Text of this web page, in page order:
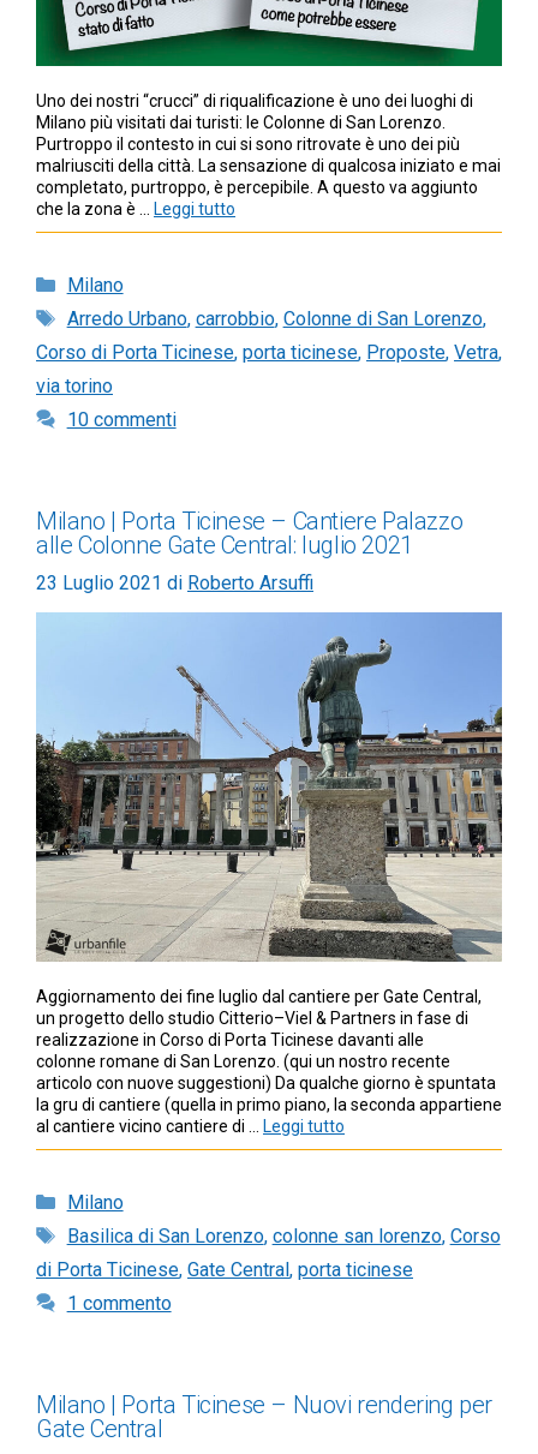
Uno dei nostri “crucci” di riqualificazione è uno dei luoghi di
Milano più visitati dai turisti: le Colonne di San Lorenzo.
Purtroppo il contesto in cui si sono ritrovate è uno dei più
malriusciti della città. La sensazione di qualcosa iniziato e mai
completato, purtroppo, è percepibile. A questo va aggiunto
che la zona è …
Leggi tutto
Categorie
Milano
Tag
Arredo Urbano, carrobbio, Colonne di San Lorenzo,
Corso di Porta Ticinese, porta ticinese, Proposte, Vetra,
via torino
10 commenti
Milano | Porta Ticinese – Cantiere Palazzo
alle Colonne Gate Central: luglio 2021
23 Luglio 2021 di Roberto Arsuffi
Aggiornamento dei fine luglio dal cantiere per Gate Central,
un progetto dello studio Citterio–Viel & Partners in fase di
realizzazione in Corso di Porta Ticinese davanti alle
colonne romane di San Lorenzo. (qui un nostro recente
articolo con nuove suggestioni) Da qualche giorno è spuntata
la gru di cantiere (quella in primo piano, la seconda appartiene
al cantiere vicino cantiere di …
Leggi tutto
Categorie
Milano
Tag
Basilica di San Lorenzo, colonne san lorenzo, Corso
di Porta Ticinese, Gate Central, porta ticinese
1 commento
Milano | Porta Ticinese – Nuovi rendering per
Gate Central